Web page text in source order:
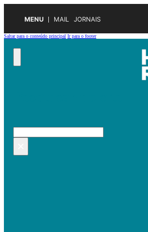
MENU MAIL JORNAIS
Saltar para o conteúdo principal Ir para o footer
Pesquisar